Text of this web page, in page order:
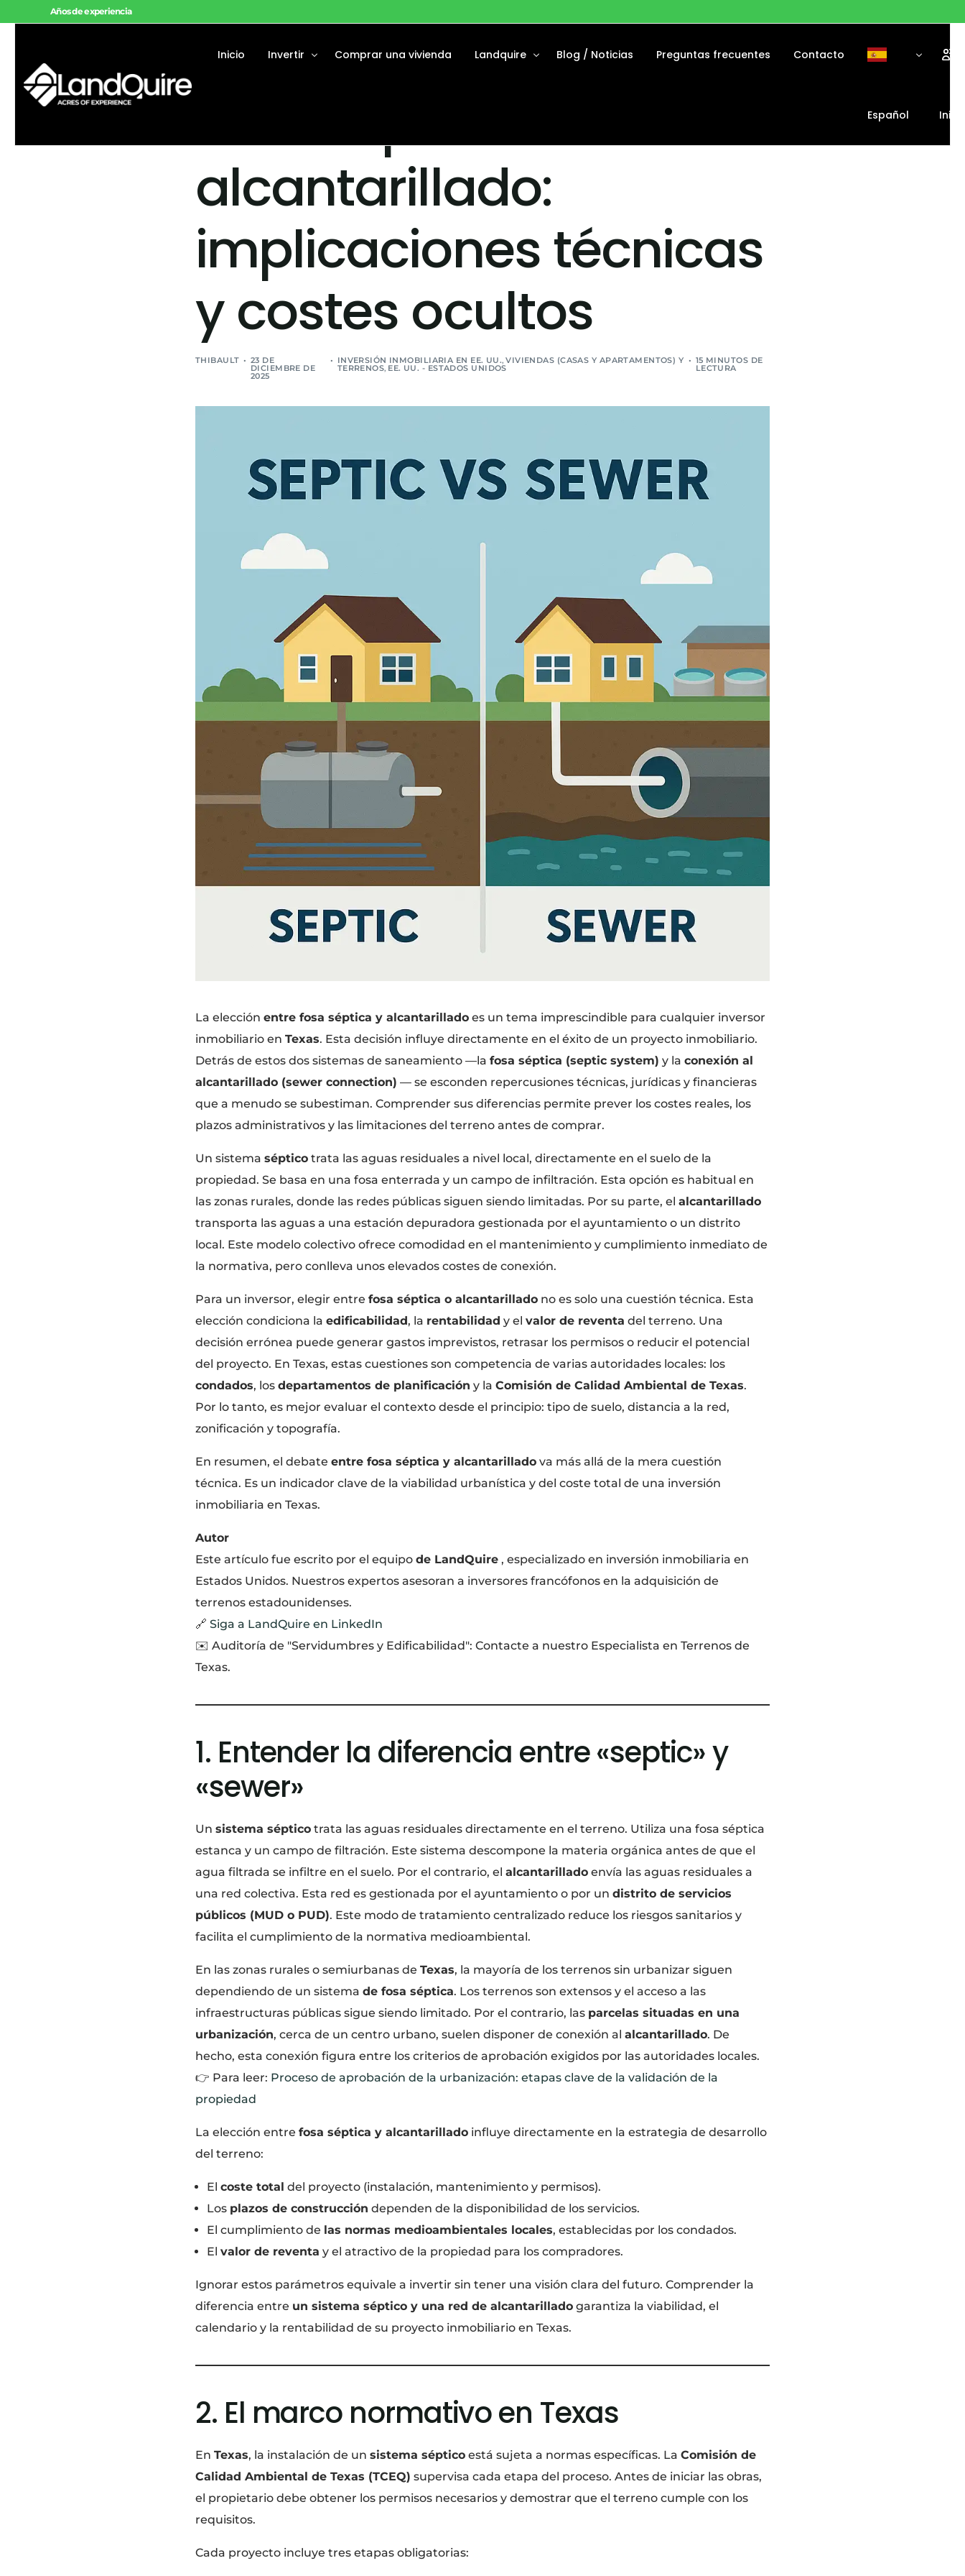
Años de experiencia
Inicio Invertir
Ofertas subvencionadas
Proyectos vendidos
Comprar una vivienda Landquire
Nuestro equipo
Blog / Noticias Preguntas frecuentes Contacto
Español
Fosa séptica frente a
alcantarillado:
implicaciones técnicas
y costes ocultos
THIBAULT 23 DE
DICIEMBRE DE
2025
INVERSIÓN INMOBILIARIA EN EE. UU.,VIVIENDAS (CASAS Y APARTAMENTOS) Y
TERRENOS, EE. UU. - ESTADOS UNIDOS
15 MINUTOS DE
LECTURA
La elección entre fosa séptica y alcantarilladoes un tema imprescindible para cualquier inversor
inmobiliario en Texas. Esta decisión influye directamente en el éxito de un proyecto inmobiliario.
Detrás de estos dos sistemas de saneamiento —la fosa séptica (septic system) y la conexión al
alcantarillado (sewer connection) — se esconden repercusiones técnicas, jurídicas y financieras
que a menudo se subestiman. Comprender sus diferencias permite prever los costes reales, los
plazos administrativos y las limitaciones del terreno antes de comprar.
Un sistema sépticotrata las aguas residuales a nivel local, directamente en el suelo de la
propiedad. Se basa en una fosa enterrada y un campo de infiltración. Esta opción es habitual en
las zonas rurales, donde las redes públicas siguen siendo limitadas. Por su parte, el alcantarillado
transporta las aguas a una estación depuradora gestionada por el ayuntamiento o un distrito
local. Este modelo colectivo ofrece comodidad en el mantenimiento y cumplimiento inmediato de
la normativa, pero conlleva unos elevados costes de conexión.
Para un inversor, elegir entre fosa séptica o alcantarilladono es solo una cuestión técnica. Esta
elección condiciona la edificabilidad, la rentabilidad y el valor de reventa del terreno. Una
decisión errónea puede generar gastos imprevistos, retrasar los permisos o reducir el potencial
del proyecto. En Texas, estas cuestiones son competencia de varias autoridades locales: los
condados, los departamentos de planificación y la Comisión de Calidad Ambiental de Texas.
Por lo tanto, es mejor evaluar el contexto desde el principio: tipo de suelo, distancia a la red,
zonificación y topografía.
En resumen, el debate entre fosa séptica y alcantarilladova más allá de la mera cuestión
técnica. Es un indicador clave de la viabilidad urbanística y del coste total de una inversión
inmobiliaria en Texas.
Autor
Este artículo fue escrito por el equipo de LandQuire, especializado en inversión inmobiliaria en
Estados Unidos. Nuestros expertos asesoran a inversores francófonos en la adquisición de
terrenos estadounidenses.
🔗 Siga a LandQuire en LinkedIn
✉️ Auditoría de "Servidumbres y Edificabilidad": Contacte a nuestro Especialista en Terrenos de
Texas.
1. Entender la diferencia entre «septic» y
«sewer»
Un sistema sépticotrata las aguas residuales directamente en el terreno. Utiliza una fosa séptica
estanca y un campo de filtración. Este sistema descompone la materia orgánica antes de que el
agua filtrada se infiltre en el suelo. Por el contrario, el alcantarilladoenvía las aguas residuales a
una red colectiva. Esta red es gestionada por el ayuntamiento o por un distrito de servicios
públicos (MUD o PUD). Este modo de tratamiento centralizado reduce los riesgos sanitarios y
facilita el cumplimiento de la normativa medioambiental.
En las zonas rurales o semiurbanas de Texas, la mayoría de los terrenos sin urbanizar siguen
dependiendo de un sistema de fosa séptica. Los terrenos son extensos y el acceso a las
infraestructuras públicas sigue siendo limitado. Por el contrario, las parcelas situadas en una
urbanización, cerca de un centro urbano, suelen disponer de conexión al alcantarillado. De
hecho, esta conexión figura entre los criterios de aprobación exigidos por las autoridades locales.
👉 Para leer: Proceso de aprobación de la urbanización: etapas clave de la validación de la
propiedad
La elección entre fosa séptica y alcantarilladoinfluye directamente en la estrategia de desarrollo
del terreno:
El coste total del proyecto (instalación, mantenimiento y permisos).
Los plazos de construcción dependen de la disponibilidad de los servicios.
El cumplimiento de las normas medioambientales locales, establecidas por los condados.
El valor de reventa y el atractivo de la propiedad para los compradores.
Ignorar estos parámetros equivale a invertir sin tener una visión clara del futuro. Comprender la
diferencia entre un sistema séptico y una red de alcantarilladogarantiza la viabilidad, el
calendario y la rentabilidad de su proyecto inmobiliario en Texas.
2. El marco normativo en Texas
En Texas, la instalación de un sistema sépticoestá sujeta a normas específicas. La Comisión de
Calidad Ambiental de Texas (TCEQ) supervisa cada etapa del proceso. Antes de iniciar las obras,
el propietario debe obtener los permisos necesarios y demostrar que el terreno cumple con los
requisitos.
Cada proyecto incluye tres etapas obligatorias: